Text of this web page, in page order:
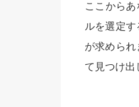
ここから
ルを選定
が求められ
て見つけ出